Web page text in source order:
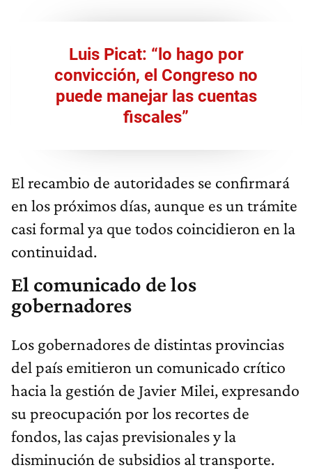
Luis Picat: “lo hago por
convicción, el Congreso no
puede manejar las cuentas
fiscales”
El recambio de autoridades se confirmará
en los próximos días, aunque es un trámite
casi formal ya que todos coincidieron en la
continuidad.
El comunicado de los
gobernadores
Los gobernadores de distintas provincias
del país emitieron un comunicado crítico
hacia la gestión de Javier Milei, expresando
su preocupación por los recortes de
fondos, las cajas previsionales y la
disminución de subsidios al transporte.